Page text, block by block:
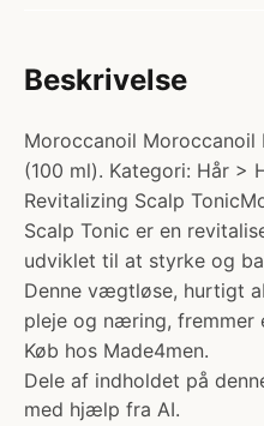
Beskrivelse
Moroccanoil Moroccanoil
(100 ml). Kategori: Hår >
Revitalizing Scalp
Scalp Tonic er en
udviklet til at styrke og
Denne vægtløse, hurtigt
pleje og næring, fremmer
Køb hos Made4men.
Dele af indholdet på
med hjælp fra AI.